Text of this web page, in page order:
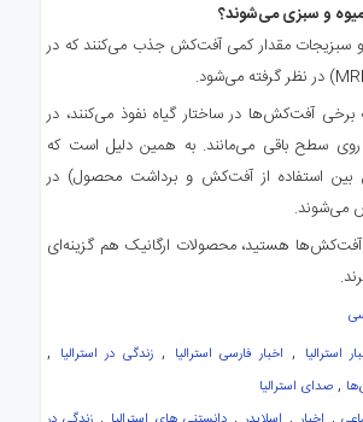
و سبزی می‌شوند؟
و سبزیجات مقدار کمی آفت‌کش جذب می‌کنند که در
آفت‌کش‌ها در ساختار گیاه نفوذ می‌کنند، در
سطح باقی می‌مانند. به همین دلیل است که
بین استفاده از آفت‌کش و برداشت محصول) در
می‌شوند.
آفت‌کش‌ها هستید، محصولات ارگانیک هم گزینه‌ای
استرالیا , اخبار فارسی استرالیا ,زندگی در استرالیا ,
, صدای استرالیا